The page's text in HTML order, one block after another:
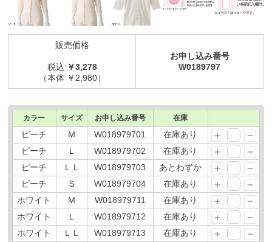
販売価格
税込 ￥3,278
（本体 ￥2,980）
お申し込み番号
W0189797
カラー サイズ お申し込み番号 在庫
ピーチ Ｍ W018979701
在庫あり
ピーチ
Ｌ W018979702
在庫あり
ピーチ
ＬＬ W018979703
あとわずか
ピーチ
Ｓ W018979704
在庫あり
ホワイト
Ｍ W018979711
在庫あり
ホワイト
Ｌ W018979712
在庫あり
ホワイト
ＬＬ W018979713
在庫あり